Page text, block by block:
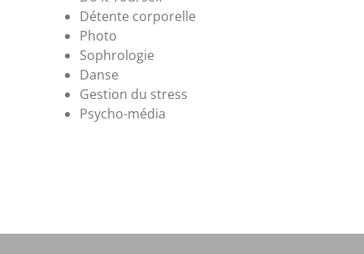
Détente corporelle
Photo
Sophrologie
Danse
Gestion du stress
Psycho-média